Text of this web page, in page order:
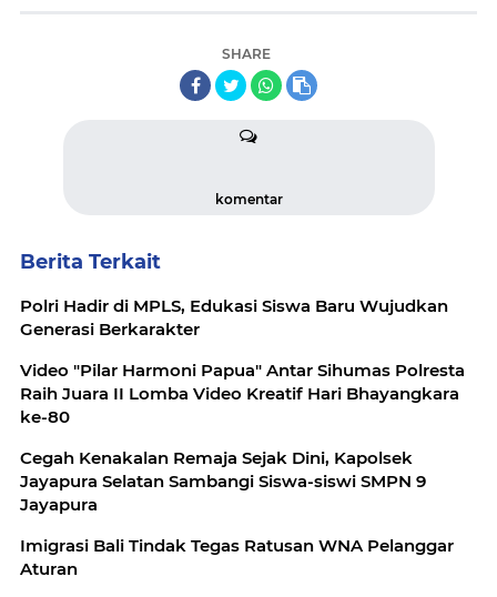
SHARE
komentar
Berita Terkait
Polri Hadir di MPLS, Edukasi Siswa Baru Wujudkan
Generasi Berkarakter
Video "Pilar Harmoni Papua" Antar Sihumas Polresta
Raih Juara II Lomba Video Kreatif Hari Bhayangkara
ke-80
Cegah Kenakalan Remaja Sejak Dini, Kapolsek
Jayapura Selatan Sambangi Siswa-siswi SMPN 9
Jayapura
Imigrasi Bali Tindak Tegas Ratusan WNA Pelanggar
Aturan